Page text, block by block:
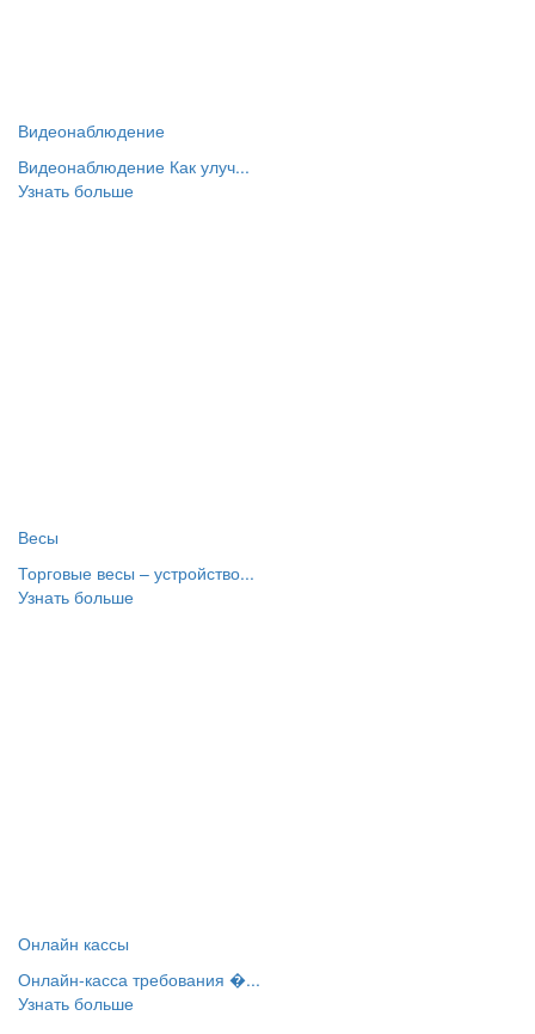
Видеонаблюдение
Видеонаблюдение Как улуч...
Узнать больше
Весы
Торговые весы – устройство...
Узнать больше
Онлайн кассы
Онлайн-касса требования �...
Узнать больше